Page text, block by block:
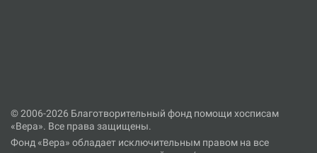
© 2006-2026 Благотворительный фонд помощи хосписам
«Вера». Все права защищены.
Фонд «Вера» обладает исключительным правом на все